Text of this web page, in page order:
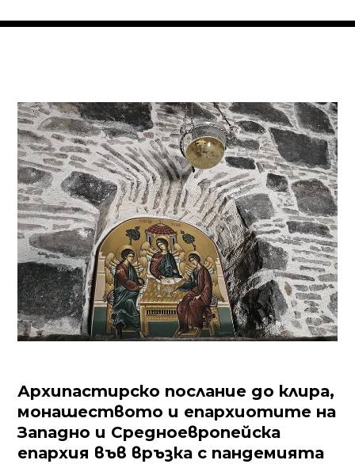
Архипастирско послание до клира,
монашеството и епархиотите на
Западно и Средноевропейска
епархия във връзка с пандемията